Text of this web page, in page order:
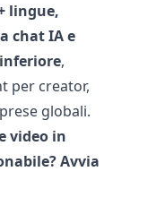
lingue,
chat IA e
,
per creator,
globali.
video in
Avvia